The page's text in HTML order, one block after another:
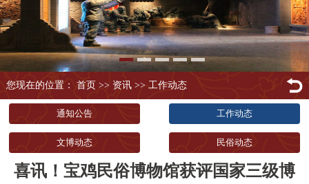
您现在的位置： 首页 >> 资讯>> 工作动态
通知公告 工作动态
文博动态 民俗动态
喜讯！宝鸡民俗博物馆获评国家三级博